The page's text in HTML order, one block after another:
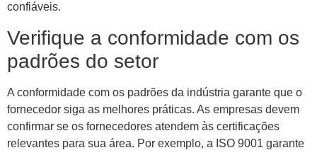
confiáveis.
Verifique a conformidade com os
padrões do setor
A conformidade com os padrões da indústria garante que o
fornecedor siga as melhores práticas. As empresas devem
confirmar se os fornecedores atendem às certificações
relevantes para sua área. Por exemplo, a ISO 9001 garante